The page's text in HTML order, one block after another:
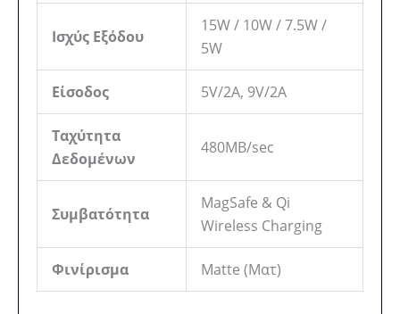
Ισχύς Εξόδου
15W / 10W / 7.5W /
5W
Είσοδος 5V/2A, 9V/2A
Ταχύτητα
Δεδομένων
480MB/sec
Συμβατότητα
MagSafe & Qi
Wireless Charging
Φινίρισμα Matte (Ματ)